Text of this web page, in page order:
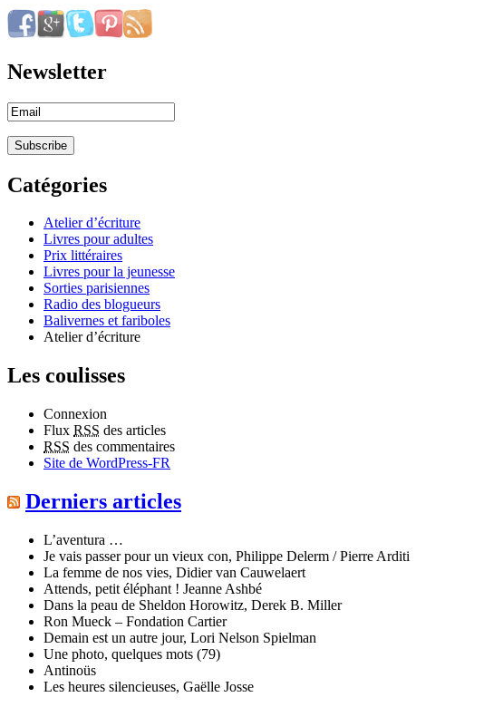
Newsletter
Catégories
Atelier d’écriture
Livres pour adultes
Prix littéraires
Livres pour la jeunesse
Sorties parisiennes
Radio des blogueurs
Balivernes et fariboles
Atelier d’écriture
Les coulisses
Connexion
Flux RSS des articles
RSS des commentaires
Site de WordPress-FR
Derniers articles
L’aventura …
Je vais passer pour un vieux con, Philippe Delerm / Pierre Arditi
La femme de nos vies, Didier van Cauwelaert
Attends, petit éléphant ! Jeanne Ashbé
Dans la peau de Sheldon Horowitz, Derek B. Miller
Ron Mueck – Fondation Cartier
Demain est un autre jour, Lori Nelson Spielman
Une photo, quelques mots (79)
Antinoüs
Les heures silencieuses, Gaëlle Josse